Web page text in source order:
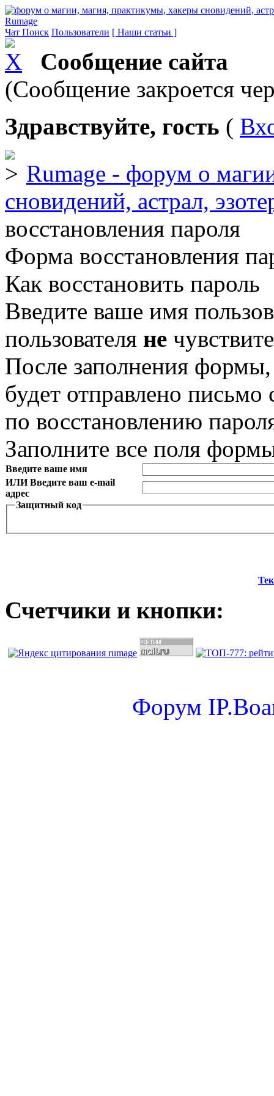
Rumage
Чат Поиск Пользователи [ Наши статьи ]
Сообщение сайта
(Сообщение закроется
Здравствуйте, гость (
Rumage - форум о
сновидений, астрал,
восстановления пароля
Форма восстановления
Как восстановить пароль
Введите ваше имя
пользователя не
После заполнения
будет отправлено
по восстановлению
Заполните все поля
Введите ваше имя
ИЛИ Введите ваш e-mail
адрес
Защитный код
Счетчики и кнопки:
Форум